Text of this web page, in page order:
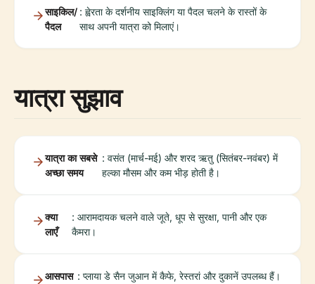
साइकिल/
पैदल
: ह्वेरता के दर्शनीय साइक्लिंग या पैदल चलने के रास्तों के
साथ अपनी यात्रा को मिलाएं।
यात्रा सुझाव
यात्रा का सबसे
अच्छा समय
: वसंत (मार्च-मई) और शरद ऋतु (सितंबर-नवंबर) में
हल्का मौसम और कम भीड़ होती है।
क्या
लाएँ
: आरामदायक चलने वाले जूते, धूप से सुरक्षा, पानी और एक
कैमरा।
आसपास : प्लाया डे सैन जुआन में कैफे, रेस्तरां और दुकानें उपलब्ध हैं।